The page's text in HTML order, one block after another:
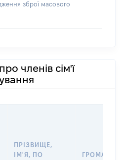
зброї масового
членів сім'ї
ПРІЗВИЩЕ,
ІМ'Я, ПО